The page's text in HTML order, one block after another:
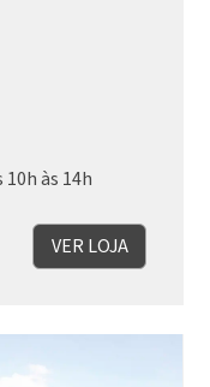
10h às 14h
VER LOJA